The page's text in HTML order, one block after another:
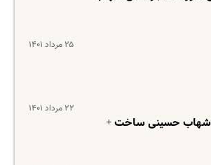
۲۵ مرداد ۱۴۰۱
۲۲ مرداد ۱۴۰۱
شهاب حسینی ساخت +